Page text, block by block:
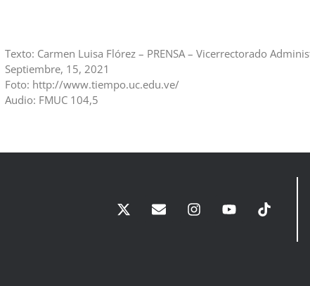
Texto: Carmen Luisa Flórez – PRENSA – Vicerrectorado
Septiembre, 15, 2021
Foto: http://www.tiempo.uc.edu.ve/
Audio: FMUC 104,5